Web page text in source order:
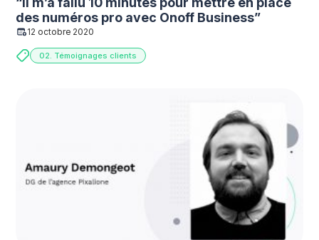
des numéros pro avec Onoff Business”
12 octobre 2020
02. Témoignages clients